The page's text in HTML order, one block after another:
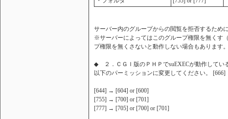
サーバー内のグループからの閲覧を拒否するため
※サーバーによってはこのグループ権限を無くす
プ権限を無くさないと動作しない場合もあります。
◆ ２．ＣＧＩ版のＰＨＰでsuEXECが動作してい
以下のパーミッションに変更してください。
[644] → [604] or [600]
[755] → [700] or [701]
[777] → [705] or [700] or [701]